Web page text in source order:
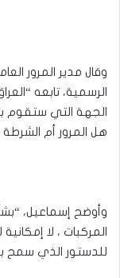
وقال مدير المرور
الرسمية، تابعه
الجهة التي ستقوم
هل المرور أم
وأوضح إسماعيل،
المركبات ، لا
للدستور الذي سمح